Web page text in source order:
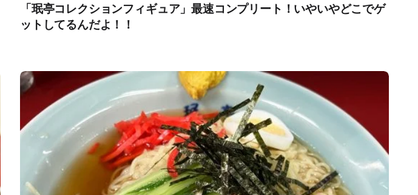
「珉亭コレクションフィギュア」最速コンプリート！いやいやどこでゲ
ットしてるんだよ！！